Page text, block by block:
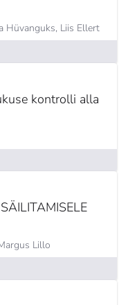
Hüvanguks, Liis Ellert
kontrolli alla
Lillo